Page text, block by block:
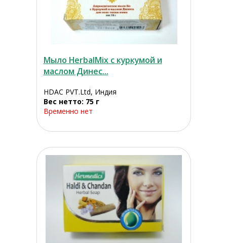
Мыло HerbalMix с куркумой и
маслом Динес...
HDAC PVT.Ltd, Индия
Вес нетто: 75 г
Временно нет